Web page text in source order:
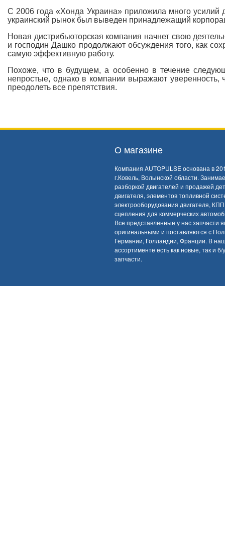
С 2006 года «Хонда Украина» приложила много усилий
украинский рынок был выведен принадлежащий
Новая дистрибьюторская компания начнет свою
и господин Дашко продолжают обсуждения того, как
самую эффективную работу.
Похоже, что в будущем, а особенно в течение
непростые, однако в компании выражают уверенность,
преодолеть все препятствия.
О магазине
Компания AUTOPULSE основана в
г.Ковель, Волынской области.
разборкой двигателей и продажей
двигателя, элементов топливной
электрооборудования двигателя,
сцепления для коммерческих
Все представленные у нас запчасти
оригинальными и поставляются с
Германии, Голландии, Франции. В
ассортименте есть как новые, так и б/у
запчасти.